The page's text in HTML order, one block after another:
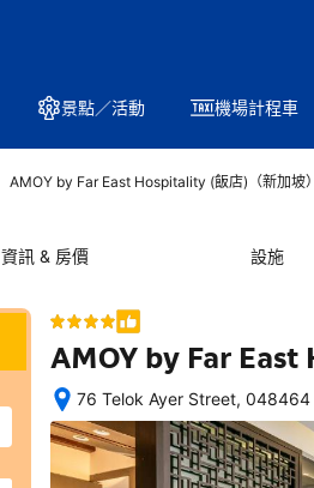
景點／活動 機場計程車
AMOY by Far East Hospitality (飯店)（新加坡
資訊 & 房價 設施
AMOY by Far
76 Telok Ayer Street, 048464
位
置
絕